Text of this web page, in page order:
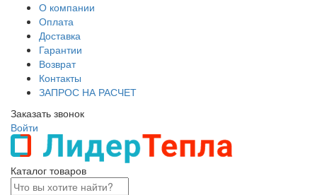
О компании
Оплата
Доставка
Гарантии
Возврат
Контакты
ЗАПРОС НА РАСЧЕТ
Заказать звонок
Войти
Каталог товаров